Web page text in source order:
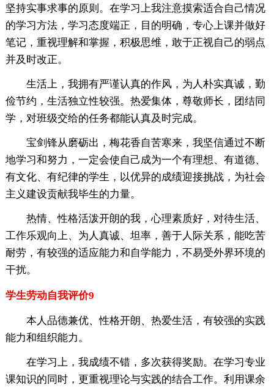
坚持实事求事的原则。在学习上我注意摸索适合自己情况
的学习方法，学习态度端正，目的明确，专心上课并做好
笔记，重视理解和掌握，积极思维，敢于正视自己的弱点
并及时改正。
生活上，我拥有严谨认真的作风，为人朴实真诚，勤
俭节约，生活独立性较强。热爱集体，尊敬师长，团结同
学，对班级交给的任务都能认真及时完成。
宝剑锋从磨砺出，梅花香自苦寒来，我坚信通过不断
地学习和努力，一定会使自己成为一个有理想、有道德、
有文化、有纪律的学生，以优异的成绩迎接挑战，为社会
主义建设贡献我毕生的力量。
热情、性格活泼开朗的我，心理素质好，对待生活、
工作乐观向上、为人真诚、坦率，善于人际关系，能吃苦
耐劳，有较强的适应能力和自学能力，不易受外界环境的
干扰。
学生劳动自我评价9
本人品德兼优、性格开朗、热爱生活，有较强的实践
能力和组织能力。
在学习上，我成绩不错，多次获得奖励。在学习专业
课知识的同时，更重视理论与实践的结合工作。利用课余